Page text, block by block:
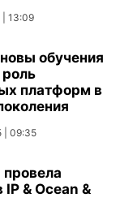
| 13:09
обучения
платформ в
| 09:35
IP & Ocean &